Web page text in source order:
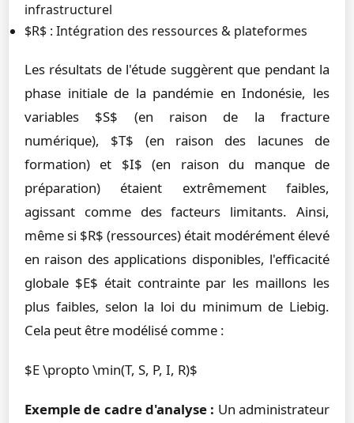
infrastructurel
$R$ : Intégration des ressources & plateformes
Les résultats de l'étude suggèrent que pendant la
phase initiale de la pandémie en Indonésie, les
variables $S$ (en raison de la fracture
numérique), $T$ (en raison des lacunes de
formation) et $I$ (en raison du manque de
préparation) étaient extrêmement faibles,
agissant comme des facteurs limitants. Ainsi,
même si $R$ (ressources) était modérément élevé
en raison des applications disponibles, l'efficacité
globale $E$ était contrainte par les maillons les
plus faibles, selon la loi du minimum de Liebig.
Cela peut être modélisé comme :
$E \propto \min(T, S, P, I, R)$
Exemple de cadre d'analyse : Un administrateur